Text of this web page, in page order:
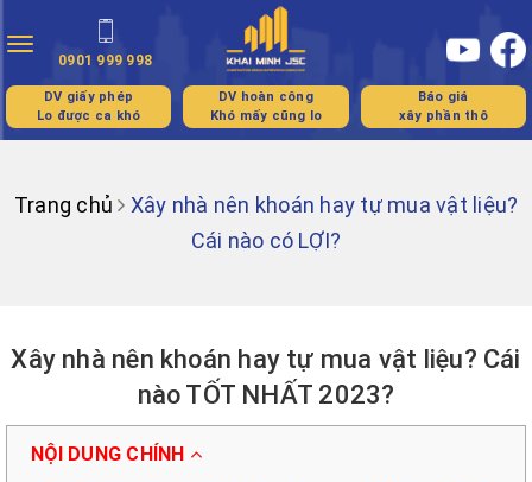
Toggle
navigation
0901 999 998
DV giấy phép
Lo được ca khó
DV hoàn công
Khó mấy cũng lo
Báo giá
xây phần thô
Trang chủ
Xây nhà nên khoán hay tự mua vật liệu?
Cái nào có LỢI?
Xây nhà nên khoán hay tự mua vật liệu? Cái
nào TỐT NHẤT 2023?
NỘI DUNG CHÍNH